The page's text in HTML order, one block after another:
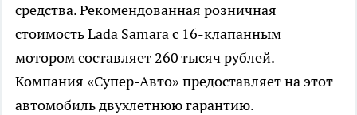
средства. Рекомендованная розничная
стоимость Lada Samara с 16-клапанным
мотором составляет 260 тысяч рублей.
Компания «Супер-Авто» предоставляет на этот
автомобиль двухлетнюю гарантию.